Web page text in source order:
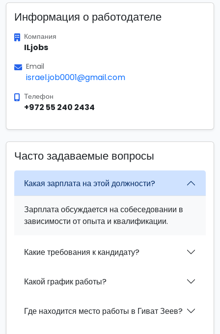
Информация о работодателе
Компания
ILjobs
Email
israel.job0001@gmail.com
Телефон
+972 55 240 2434
Часто задаваемые вопросы
Какая зарплата на этой должности?
Зарплата обсуждается на собеседовании в
зависимости от опыта и квалификации.
Какие требования к кандидату?
Какой график работы?
Где находится место работы в Гиват Зеев?